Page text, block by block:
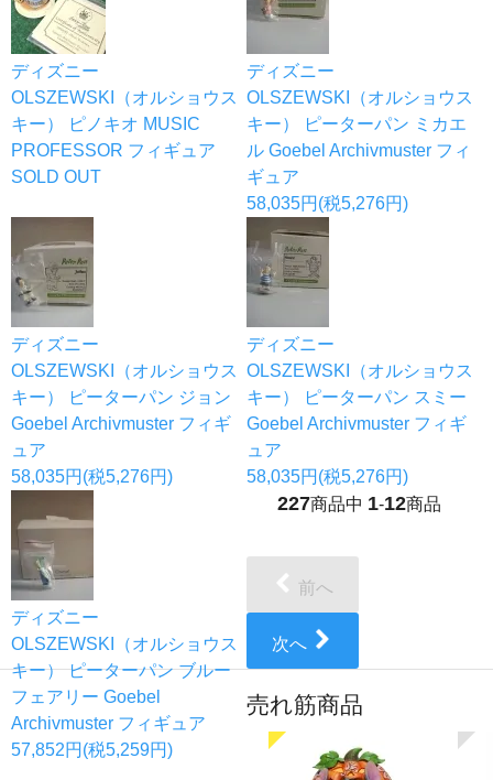
ディズニー
OLSZEWSKI（オルショウス
キー） ピノキオ MUSIC
PROFESSOR フィギュア
SOLD OUT
ディズニー
OLSZEWSKI（オルショウス
キー） ピーターパン ミカエ
ル Goebel Archivmuster フィ
ギュア
58,035円(税5,276円)
ディズニー
OLSZEWSKI（オルショウス
キー） ピーターパン ジョン
Goebel Archivmuster フィギ
ュア
58,035円(税5,276円)
ディズニー
OLSZEWSKI（オルショウス
キー） ピーターパン スミー
Goebel Archivmuster フィギ
ュア
58,035円(税5,276円)
ディズニー
OLSZEWSKI（オルショウス
キー） ピーターパン ブルー
フェアリー Goebel
Archivmuster フィギュア
57,852円(税5,259円)
227商品中 1-12商品
前へ
次へ
売れ筋商品